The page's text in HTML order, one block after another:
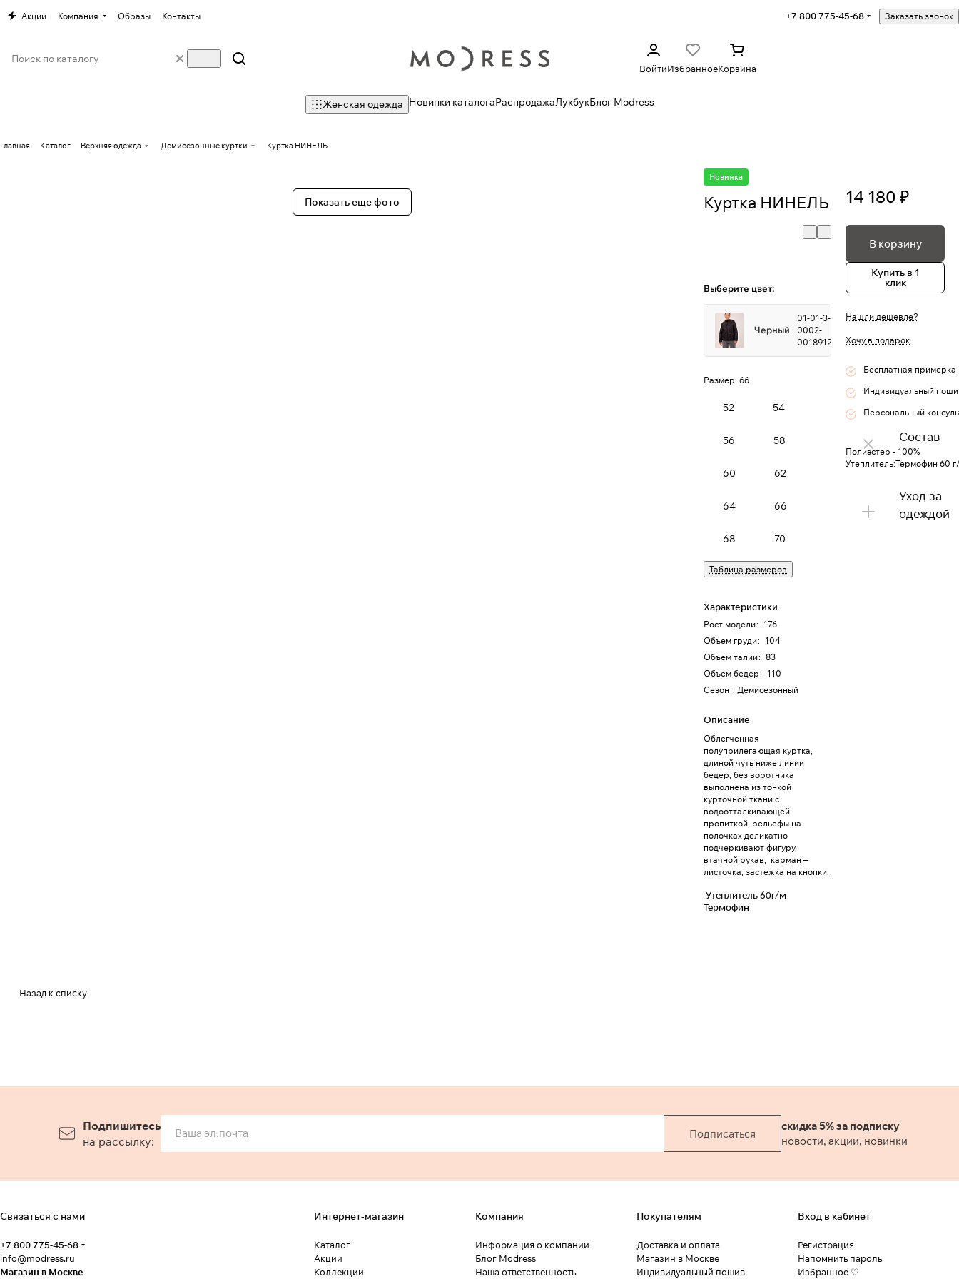
Акции Компания Образы Контакты +7 800 775-45-68 Заказать звонок
ВойтиИзбранноеКорзина
Женская одежда Новинки каталогаРаспродажаЛукбукБлог Modress
Главная Каталог Верхняя одежда Демисезонные куртки Куртка НИНЕЛЬ
Показать еще фото
Новинка
Куртка НИНЕЛЬ
Выберите цвет:
Черный
01-01-3-
0002-
0018912
Размер: 66
52 54
56 58
60 62
64 66
68 70
Таблица размеров
Характеристики
Рост модели: 176
Объем груди: 104
Объем талии: 83
Объем бедер: 110
Сезон: Демисезонный
Описание
Облегченная
полуприлегающая куртка,
длиной чуть ниже линии
бедер, без воротника
выполнена из тонкой
курточной ткани с
водоотталкивающей
пропиткой, рельефы на
полочках деликатно
подчеркивают фигуру,
втачной рукав, карман –
листочка, застежка на кнопки.
Утеплитель 60г/м
Термофин
14 180 ₽
В корзину
Купить в 1
клик
Нашли дешевле?
Хочу в подарок
Бесплатная примерка
Индивидуальный
Персональный
Состав
Полиэстер - 100%
Утеплитель:Термофин 60
Уход за
одеждой
Назад к списку
Подпишитесь
на рассылку:
Подписаться
скидка 5% за подписку
новости, акции, новинки
Связаться с нами
+7 800 775-45-68
info@modress.ru
Магазин в Москве
Интернет-магазин
Каталог
Акции
Коллекции
Компания
Информация о компании
Блог Modress
Наша ответственность
Покупателям
Доставка и оплата
Магазин в Москве
Индивидуальный пошив
Вход в кабинет
Регистрация
Напомнить пароль
Избранное ♡